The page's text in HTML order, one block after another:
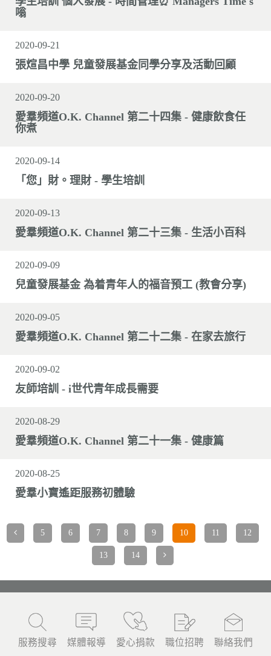
嗡
2020-09-21
張煊昌中學 兒童發展基金同學分享及活動回顧
2020-09-20
愛羣頻道O.K. Channel 第二十四集 - 健康飲食任
你煮
2020-09-14
「您」財。理財 - 學生培訓
2020-09-13
愛羣頻道O.K. Channel 第二十三集 - 生活小百科
2020-09-09
兒童發展基金 為着青年人的福音預工 (教會分享)
2020-09-05
愛羣頻道O.K. Channel 第二十二集 - 在家去旅行
2020-09-02
友師培訓 - i世代青年成長需要
2020-08-29
愛羣頻道O.K. Channel 第二十一集 - 健康篇
2020-08-25
愛羣小寶遙距服務初體驗
5 6 7 8 9 10 11 12
13 14
服務搜尋 媒體報導 愛心捐款 職位招聘 聯絡我們